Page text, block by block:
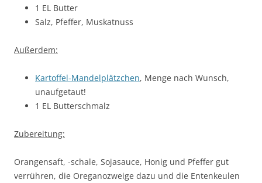
1 EL Butter
Salz, Pfeffer, Muskatnuss
Außerdem:
Kartoffel-Mandelplätzchen, Menge nach Wunsch,
unaufgetaut!
1 EL Butterschmalz
Zubereitung:
Orangensaft, -schale, Sojasauce, Honig und Pfeffer gut
verrühren, die Oreganozweige dazu und die Entenkeulen